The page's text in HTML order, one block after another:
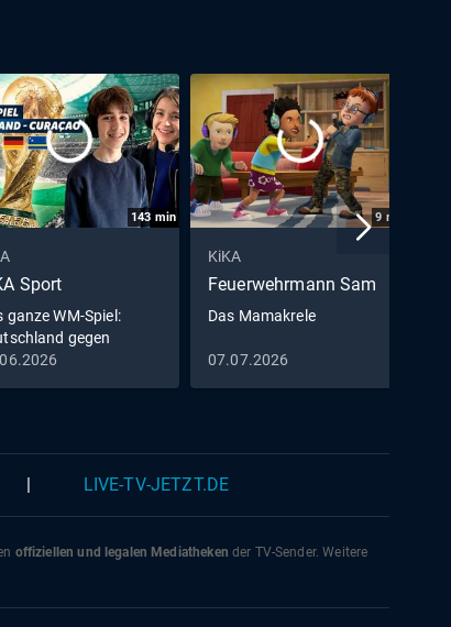
143 min
Sport
ganze WM-Spiel:
gegen
9 min
KiKA
Feuerwehrmann Sam
Das Mamakrele
07.07.2026
LIVE-TV-JETZT.DE
offiziellen und legalen Mediatheken der TV-Sender. Weitere